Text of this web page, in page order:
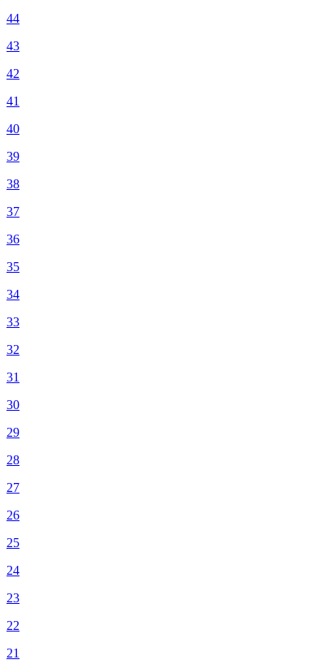
44
43
42
41
40
39
38
37
36
35
34
33
32
31
30
29
28
27
26
25
24
23
22
21